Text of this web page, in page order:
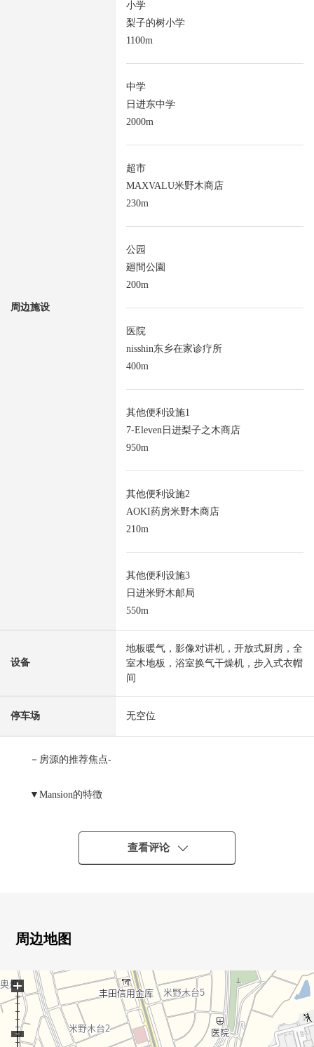
周边施设
小学
梨子的树小学
1100m
中学
日进东中学
2000m
超市
MAXVALU米野木商店
230m
公园
廻間公園
200m
医院
nisshin东乡在家诊疗所
400m
其他便利设施1
7-Eleven日进梨子之木商店
950m
其他便利设施2
AOKI药房米野木商店
210m
其他便利设施3
日进米野木邮局
550m
设备
地板暖气，影像对讲机，开放式厨房，全
室木地板，浴室换气干燥机，步入式衣帽
间
停车场 无空位
－房源的推荐焦点-
▼Mansion的特徴
・全台平面式停车场
・可饲养宠物(有细则)
・在客餐厅部分东面，地板暖气有
・附带餐具冲洗烘干机的组合厨房
・雨天也附带安心的浴室烘干机
▼周边环境
・MAXVALU米野木商店步行3分钟(约230m)
查看评论
周边地图
+